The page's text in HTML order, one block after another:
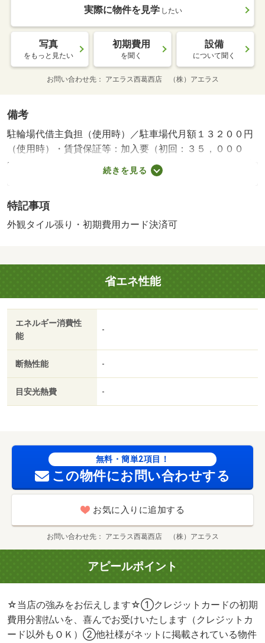
実際に物件を見学 したい
写真
をもっと見たい
初期費用
を聞く
設備
について聞く
お問い合わせ先 アエラス西葛西店 （株）アエラス
備考
駐輪場代借主負担（使用時）／駐車場代月額１３２００円
（使用時）・賃貸保証等：加入要（初回：３５，０００
円、月額保証委託料：賃料等総額の１％＋８００円）・鍵
交換代：あり１６，５００円～・オンラインで申込から契
費用分割払い可（クレジットカード決済も可）／お客様の
ご希望に合わせた方法（店頭、オンライン等）で物件をご
続きを見る
特記事項
外観タイル張り・初期費用カード決済可
省エネ性能
エネルギー消費性
能
-
断熱性能 -
目安光熱費 -
無料・簡単2項目！
この物件にお問い合わせする
お気に入りに追加する
お問い合わせ先 アエラス西葛西店 （株）アエラス
アピールポイント
☆当店の強みをお伝えします☆①クレジットカードの初期
費用分割払いを、喜んでお受けいたします（クレジットカ
ード以外もＯＫ）②他社様がネットに掲載されている物件